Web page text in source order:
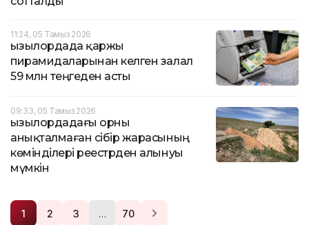
11:24, 05 Тамыз 2026
Қызылордада қаржы
пирамидаларынан келген залал
59 млн теңгеден асты
09:33, 05 Тамыз 2026
Қызылордадағы орны
анықталмаған сібір жарасының
көмінділері реестрден алынуы
мүмкін
1 2 3 … 70